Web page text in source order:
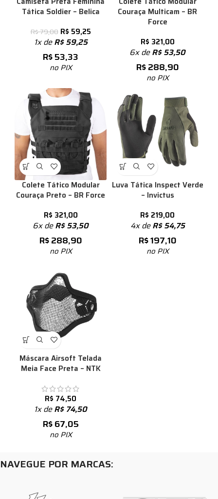
Tática Soldier – Belica
R$79,00 R$ 59,25
1x deR$59,25
R$53,33
no PIX
Couraça Multicam – BR
Force
R$ 321,00
6x deR$53,50
R$288,90
no PIX
Colete Tático Modular
Couraça Preto – BR Force
R$ 321,00
6x deR$53,50
R$288,90
no PIX
Luva Tática Inspect Verde
– Invictus
R$ 219,00
4x deR$54,75
R$197,10
no PIX
Máscara Airsoft Telada
Meia Face Preta – NTK
R$ 74,50
1x deR$74,50
R$67,05
no PIX
NAVEGUE POR MARCAS: